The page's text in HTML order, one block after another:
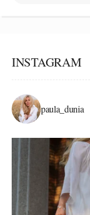
INSTAGRAM
paula_dunia